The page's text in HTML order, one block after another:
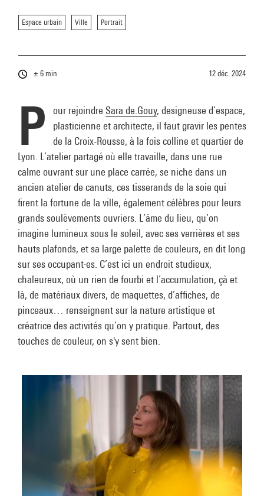
Espace urbain Ville Portrait
± 6 min 12 déc. 2024
P our rejoindre Sara de.Gouy, designeuse d’espace,
plasticienne et architecte, il faut gravir les pentes
de la Croix-Rousse, à la fois colline et quartier de
Lyon. L’atelier partagé où elle travaille, dans une rue
calme ouvrant sur une place carrée, se niche dans un
ancien atelier de canuts, ces tisserands de la soie qui
firent la fortune de la ville, également célèbres pour leurs
grands soulèvements ouvriers. L’âme du lieu, qu’on
imagine lumineux sous le soleil, avec ses verrières et ses
hauts plafonds, et sa large palette de couleurs, en dit long
sur ses occupant·es. C’est ici un endroit studieux,
chaleureux, où un rien de fourbi et l’accumulation, çà et
là, de matériaux divers, de maquettes, d’affiches, de
pinceaux… renseignent sur la nature artistique et
créatrice des activités qu’on y pratique. Partout, des
touches de couleur, on s'y sent bien.